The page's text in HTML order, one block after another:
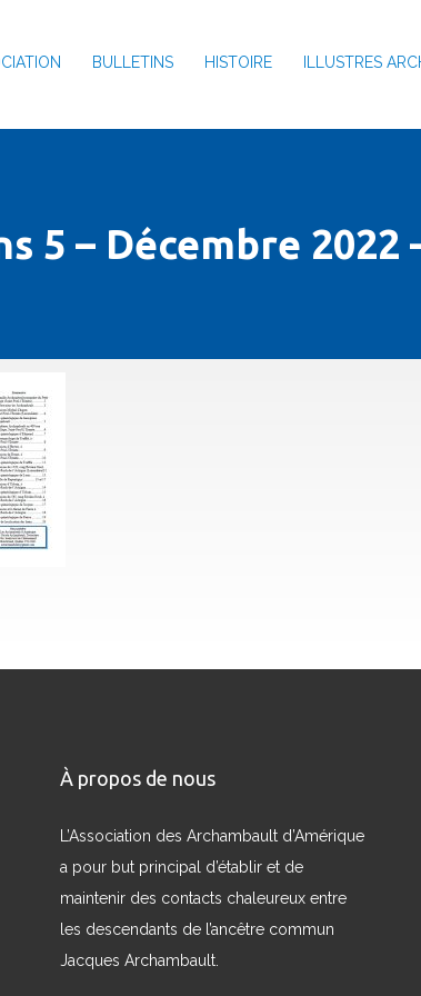
BULLETINS HISTOIRE ILLUSTRES
5 – Décembre 2022
À propos de nous
L’Association des Archambault d’Amérique
a pour but principal d’établir et de
maintenir des contacts chaleureux entre
les descendants de l’ancêtre commun
Jacques Archambault.